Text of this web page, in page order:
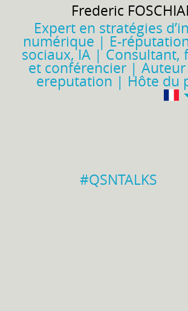
Frederic
Expert en stratégies
numérique | E-
sociaux, IA | Consultant,
et conférencier | Auteur
ereputation | Hôte du
#QSNTALKS